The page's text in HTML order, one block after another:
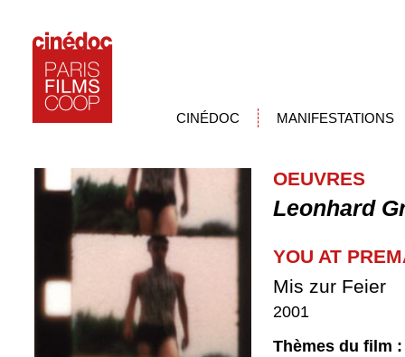
CINÉDOC MANIFESTATIONS
OEUVRES
Leonhard
YOU AT
Mis zur Feier
2001
Thèmes du film